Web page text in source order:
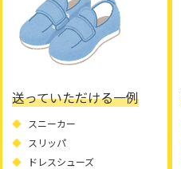
送っていただける一例
スニーカー
スリッパ
ドレスシューズ